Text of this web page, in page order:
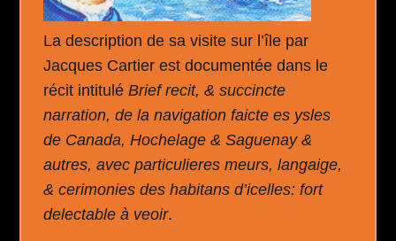
La description de sa visite sur l’île par
Jacques Cartier est documentée dans le
récit intituléBrief recit, & succincte
narration, de la navigation faicte es ysles
de Canada, Hochelage & Saguenay &
autres, avec particulieres meurs, langaige,
& cerimonies des habitans d’icelles: fort
delectable à veoir.